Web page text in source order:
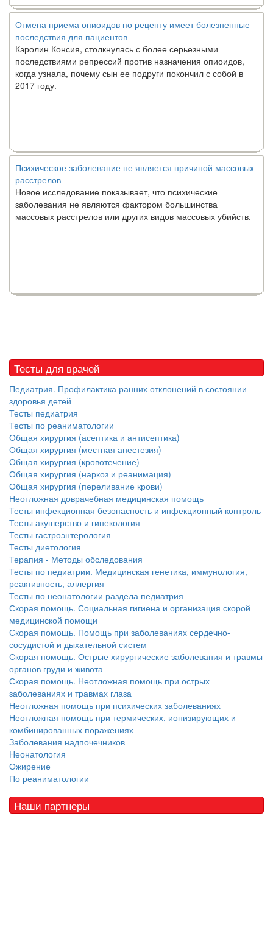
Отмена приема опиоидов по рецепту имеет болезненные
последствия для пациентов
Кэролин Консия, столкнулась с более серьезными
последствиями репрессий против назначения опиоидов,
когда узнала, почему сын ее подруги покончил с собой в
2017 году.
Психическое заболевание не является причиной массовых
расстрелов
Новое исследование показывает, что психические
заболевания не являются фактором большинства
массовых расстрелов или других видов массовых убийств.
Тесты для врачей
Педиатрия. Профилактика ранних отклонений в состоянии
здоровья детей
Тесты педиатрия
Тесты по реаниматологии
Общая хирургия (асептика и антисептика)
Общая хирургия (местная анестезия)
Общая хирургия (кровотечение)
Общая хирургия (наркоз и реанимация)
Общая хирургия (переливание крови)
Неотложная доврачебная медицинская помощь
Тесты инфекционная безопасность и инфекционный контроль
Тесты акушерство и гинекология
Тесты гастроэнтерология
Тесты диетология
Терапия - Методы обследования
Тесты по педиатрии. Медицинская генетика, иммунология,
реактивность, аллергия
Тесты по неонатологии раздела педиатрия
Скорая помощь. Социальная гигиена и организация скорой
медицинской помощи
Скорая помощь. Помощь при заболеваниях сердечно-
сосудистой и дыхательной систем
Скорая помощь. Острые хирургические заболевания и травмы
органов груди и живота
Скорая помощь. Неотложная помощь при острых
заболеваниях и травмах глаза
Неотложная помощь при психических заболеваниях
Неотложная помощь при термических, ионизирующих и
комбинированных поражениях
Заболевания надпочечников
Неонатология
Ожирение
По реаниматологии
Наши партнеры